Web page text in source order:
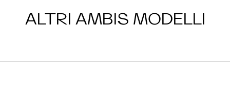
ALTRI AMBIS MODELLI